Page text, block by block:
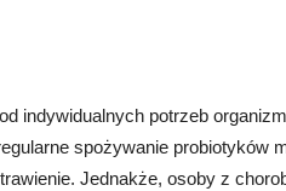
indywidualnych potrzeb
spożywanie probiotyków
Jednakże, osoby z